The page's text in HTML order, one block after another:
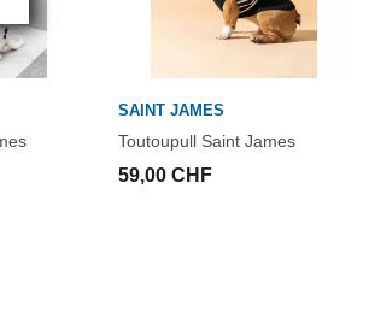
SAINT JAMES
Toutoupull Saint James
59,00 CHF